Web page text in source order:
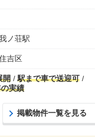
ノ荘駅
吉区
開
駅まで車で送迎可
実績
掲載物件一覧を見る